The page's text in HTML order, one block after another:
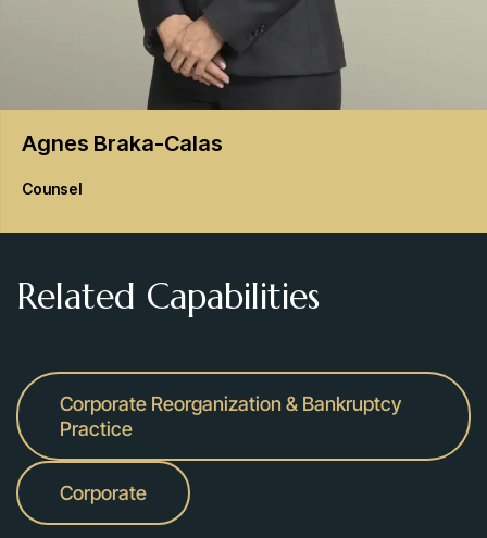
Agnes Braka-Calas
Counsel
Related Capabilities
Corporate Reorganization & Bankruptcy
Practice
Corporate